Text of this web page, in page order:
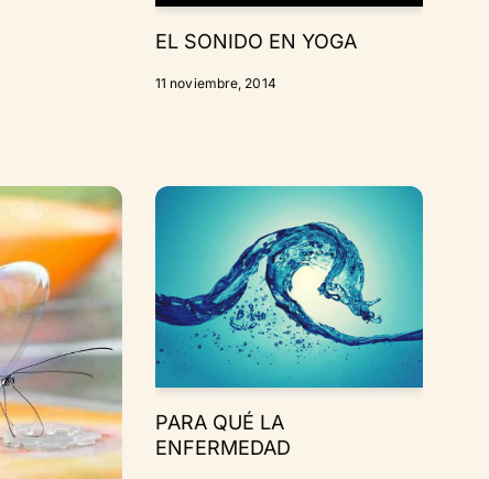
EL SONIDO EN YOGA
11 noviembre, 2014
PARA QUÉ LA
ENFERMEDAD